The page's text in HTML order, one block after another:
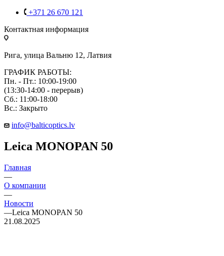
+371 26 670 121
Контактная информация
Рига, улица Вальню 12, Латвия
ГРАФИК РАБОТЫ:
Пн. - Пт.: 10:00-19:00
(13:30-14:00 - перерыв)
Сб.: 11:00-18:00
Вс.: Закрыто
info@balticoptics.lv
Leica MONOPAN 50
Главная
—
О компании
—
Новости
—Leica MONOPAN 50
21.08.2025